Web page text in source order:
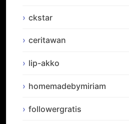
ckstar
ceritawan
lip-akko
homemadebymiriam
followergratis